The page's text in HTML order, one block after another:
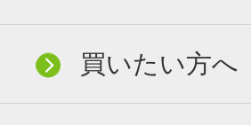
買いたい方へ